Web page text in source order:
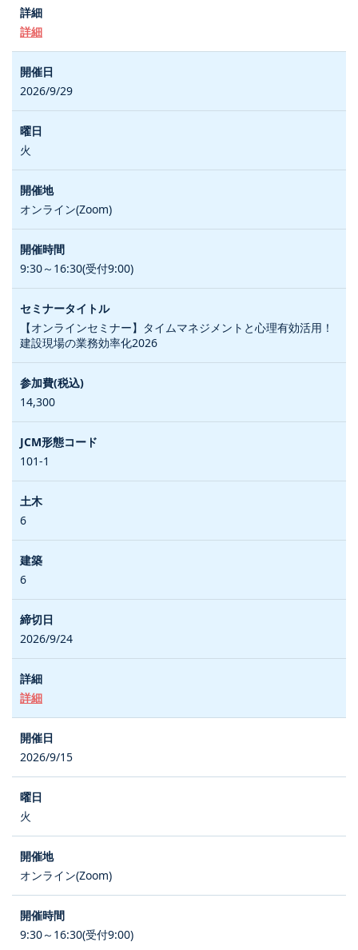
詳細
2026/9/29
火
オンライン(Zoom)
9:30～16:30(受付9:00)
【オンラインセミナー】タイムマネジメントと心理有効活用！
建設現場の業務効率化2026
14,300
101-1
6
6
2026/9/24
詳細
2026/9/15
火
オンライン(Zoom)
9:30～16:30(受付9:00)